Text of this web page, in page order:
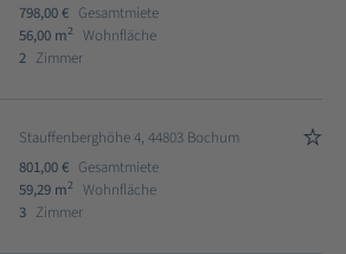
798,00 € Gesamtmiete
56,00 m2
Wohnfläche
2 Zimmer
Stauffenberghöhe 4, 44803 Bochum
801,00 € Gesamtmiete
59,29 m2
Wohnfläche
3 Zimmer